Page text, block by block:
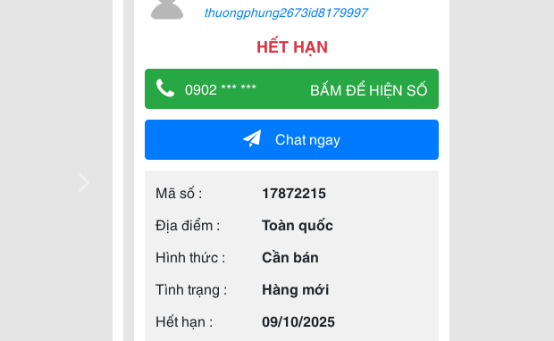
thuongphung2673id8179997
HẾT HẠN
0902 *** *** BẤM ĐỂ HIỆN SỐ
Chat ngay
Mã số :
17872215
Địa điểm :
Toàn quốc
Hình thức :
Cần bán
Tình trạng :
Hàng mới
Hết hạn :
09/10/2025